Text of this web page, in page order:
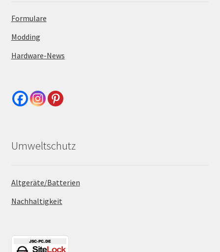
Formulare
Modding
Hardware-News
Umweltschutz
Altgeräte/Batterien
Nachhaltigkeit